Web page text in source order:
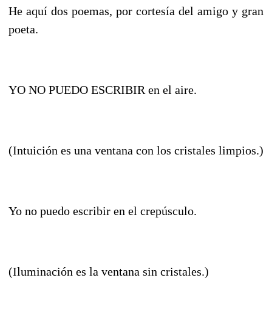
He aquí dos poemas, por cortesía del amigo y gran
poeta.
YO NO PUEDO ESCRIBIR en el aire.
(Intuición es una ventana con los cristales limpios.)
Yo no puedo escribir en el crepúsculo.
(Iluminación es la ventana sin cristales.)